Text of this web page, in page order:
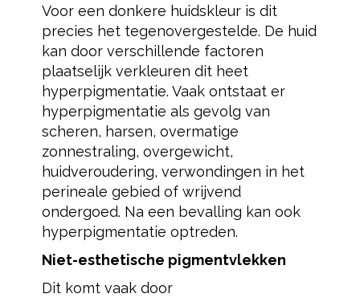
Voor een donkere huidskleur is dit
precies het tegenovergestelde. De huid
kan door verschillende factoren
plaatselijk verkleuren dit heet
hyperpigmentatie. Vaak ontstaat er
hyperpigmentatie als gevolg van
scheren, harsen, overmatige
zonnestraling, overgewicht,
huidveroudering, verwondingen in het
perineale gebied of wrijvend
ondergoed. Na een bevalling kan ook
hyperpigmentatie optreden.
Niet-esthetische pigmentvlekken
Dit komt vaak door